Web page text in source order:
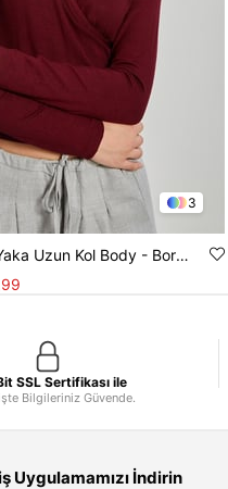
3
Kadın Kruvaze Yaka Uzun Kol Body - Bordo
SSL Sertifikası ile
Bilgileriniz Güvende.
Uygulamamızı İndirin